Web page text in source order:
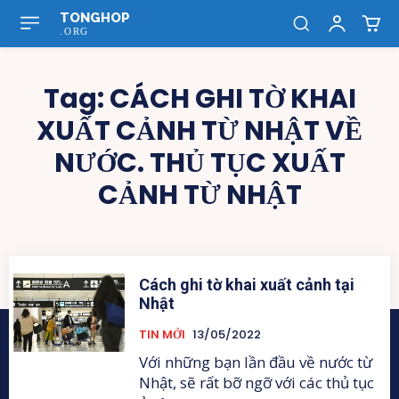
TONGHOP
.ORG
Tag:CÁCH GHI TỜ KHAI
XUẤT CẢNH TỪ NHẬT VỀ
NƯỚC. THỦ TỤC XUẤT
CẢNH TỪ NHẬT
Cách ghi tờ khai xuất cảnh tại
Nhật
TIN MỚI 13/05/2022
Với những bạn lần đầu về nước từ
Nhật, sẽ rất bỡ ngỡ với các thủ tục